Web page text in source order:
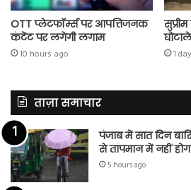
OTT प्लेटफॉर्म्स पर आपत्तिजनक
कंटेंट पर लगेगी लगाम
10 hours ago
1
ताज़ा समाचार
पंजाब में सात दिन
से तापमान में नहीं
5 hours ago